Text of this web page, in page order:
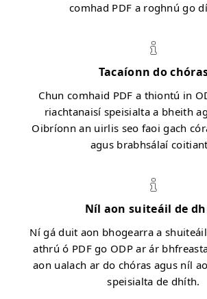
comhad PDF a roghnú go
Tacaíonn do
Chun comhaid PDF a thiontú in
riachtanaisí speisialta a bheith
Oibríonn an uirlis seo faoi gach
agus brabhsálaí
Níl aon suiteáil de
Ní gá duit aon bhogearra a
athrú ó PDF go ODP ar ár
aon ualach ar do chóras agus níl
speisialta de dhíth.